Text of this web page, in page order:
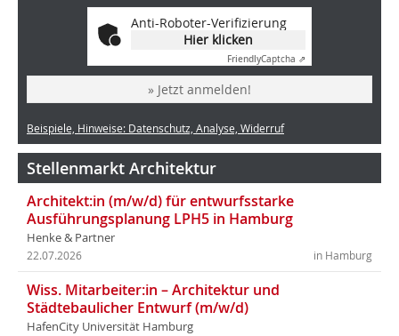
Anti-Roboter-Verifizierung
Hier klicken
FriendlyCaptcha ⇗
» Jetzt anmelden!
Beispiele, Hinweise: Datenschutz, Analyse, Widerruf
Stellenmarkt Architektur
Architekt:in (m/w/d) für entwurfsstarke
Ausführungsplanung LPH5 in Hamburg
Henke & Partner
in Hamburg
22.07.2026
Wiss. Mitarbeiter:in – Architektur und
Städtebaulicher Entwurf (m/w/d)
HafenCity Universität Hamburg